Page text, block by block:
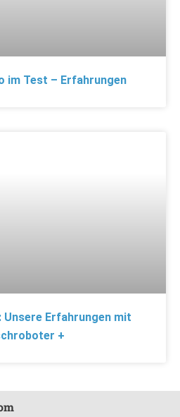
im Test – Erfahrungen
Unsere Erfahrungen mit
+